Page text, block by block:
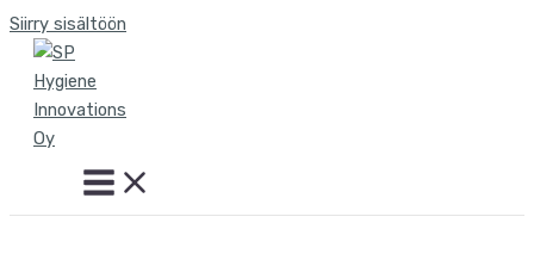
Siirry sisältöön